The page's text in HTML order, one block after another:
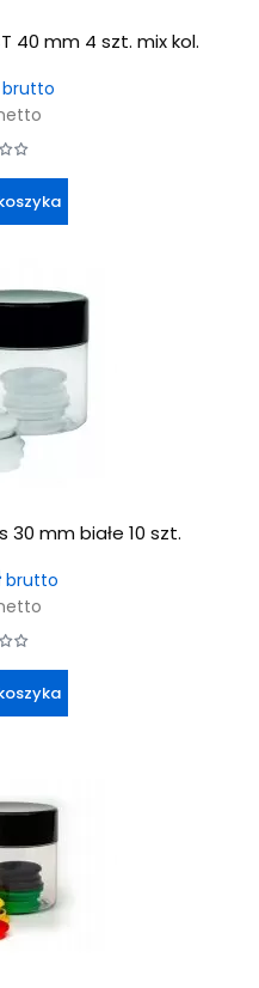
40 mm 4 szt. mix kol.
brutto
mm białe 10 szt.
brutto